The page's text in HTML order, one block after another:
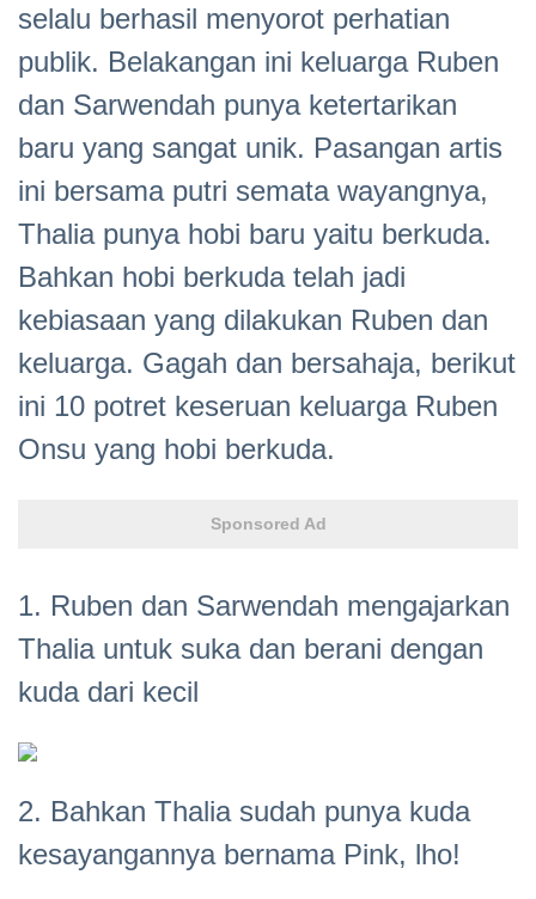
selalu berhasil menyorot perhatian
publik. Belakangan ini keluarga Ruben
dan Sarwendah punya ketertarikan
baru yang sangat unik. Pasangan artis
ini bersama putri semata wayangnya,
Thalia punya hobi baru yaitu berkuda.
Bahkan hobi berkuda telah jadi
kebiasaan yang dilakukan Ruben dan
keluarga. Gagah dan bersahaja, berikut
ini 10 potret keseruan keluarga Ruben
Onsu yang hobi berkuda.
Sponsored Ad
1. Ruben dan Sarwendah mengajarkan
Thalia untuk suka dan berani dengan
kuda dari kecil
2. Bahkan Thalia sudah punya kuda
kesayangannya bernama Pink, lho!